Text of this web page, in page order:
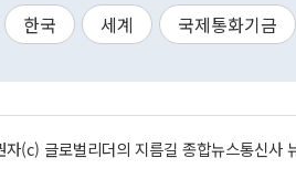
한국 세계 국제통화기금
자(c) 글로벌리더의 지름길 종합뉴스통신